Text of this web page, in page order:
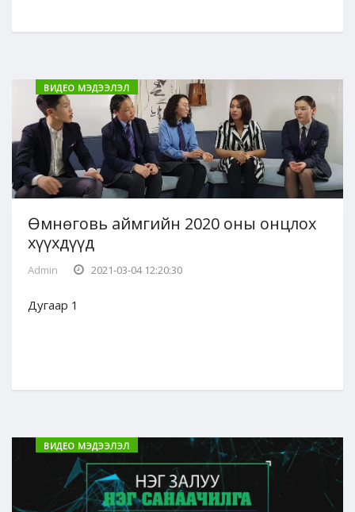
ВИДЕО МЭДЭЭЛЭЛ
Өмнөговь аймгийн 2020 оны онцлох
хүүхдүүд
Admin 2021-03-04 12:20:30
Дугаар 1
ВИДЕО МЭДЭЭЛЭЛ